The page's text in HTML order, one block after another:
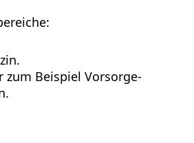
zum Beispiel Vorsorge-